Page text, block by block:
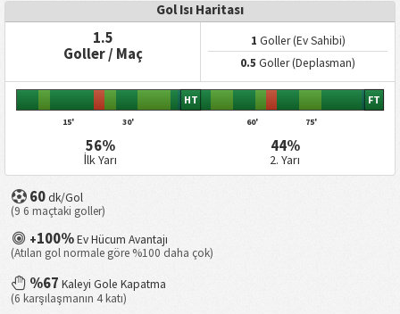
Gol Isı Haritası
1.5
Goller / Maç
1 Goller (Ev Sahibi)
0.5 Goller (Deplasman)
15' 30'
HT
60' 75'
FT
56%
İlk Yarı
44%
2. Yarı
60dk/Gol
(9 6 maçtaki goller)
+100% Ev Hücum Avantajı
(Atılan gol normale göre %100 daha çok)
%67Kaleyi Gole Kapatma
(6 karşılaşmanın 4 katı)